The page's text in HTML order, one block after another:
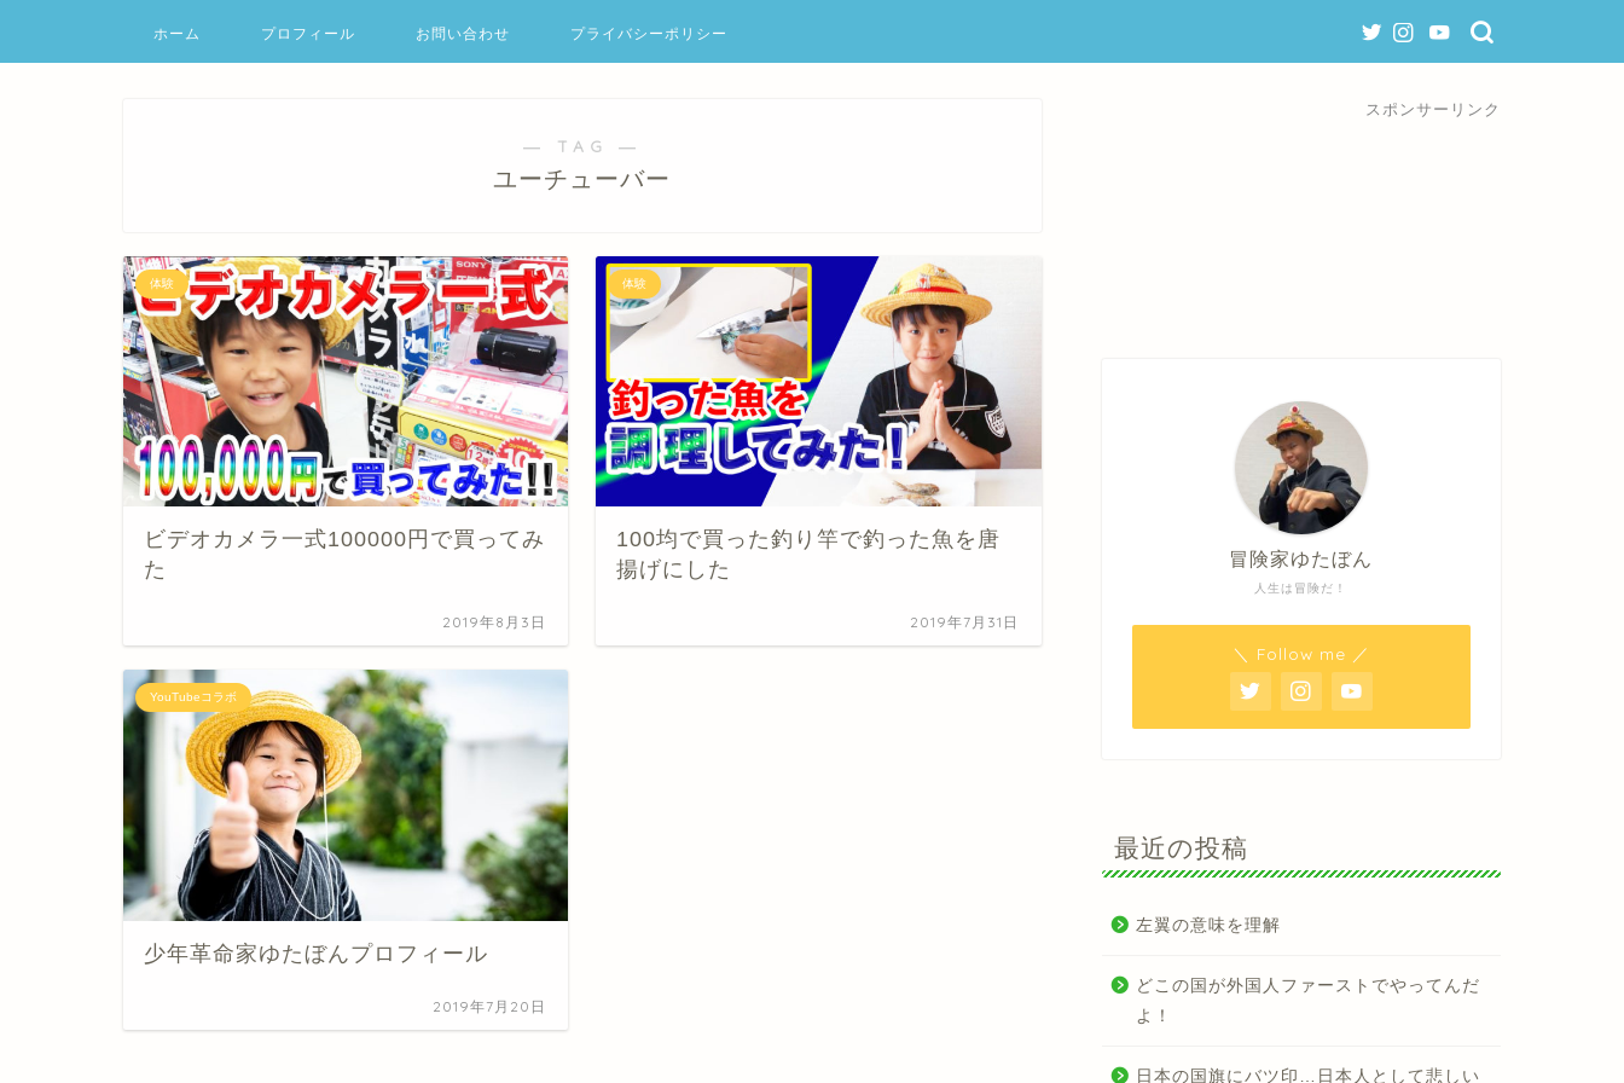
ホーム プロフィール お問い合わせ プライバシーポリシー
― TAG ―
ユーチューバー
体験
ビデオカメラ一式100000円で買ってみ
た
2019年8月3日
体験
100均で買った釣り竿で釣った魚を唐
揚げにした
2019年7月31日
YouTubeコラボ
少年革命家ゆたぼんプロフィール
2019年7月20日
スポンサーリンク
人生は冒険だ！
冒険家ゆたぼん
＼ Follow me ／
最近の投稿
左翼の意味を理解
どこの国が外国人ファーストでやってんだ
よ！
日本の国旗にバツ印…日本人として悲しい